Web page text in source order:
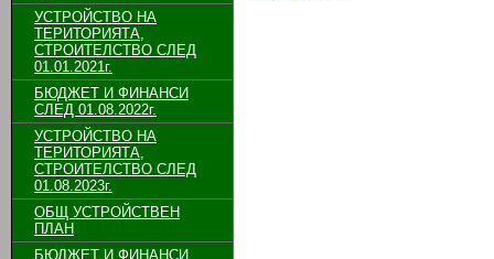
УСТРОЙСТВО НА
ТЕРИТОРИЯТА,
СТРОИТЕЛСТВО СЛЕД
01.01.2021г.
БЮДЖЕТ И ФИНАНСИ
СЛЕД 01.08.2022г.
УСТРОЙСТВО НА
ТЕРИТОРИЯТА,
СТРОИТЕЛСТВО СЛЕД
01.08.2023г.
ОБЩ УСТРОЙСТВЕН
ПЛАН
БЮДЖЕТ И ФИНАНСИ